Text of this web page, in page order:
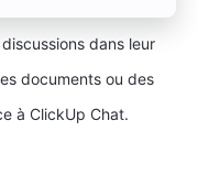
dans leur
documents ou des
à ClickUp Chat.